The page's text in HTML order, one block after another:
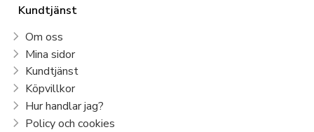
Kundtjänst
Om oss
Mina sidor
Kundtjänst
Köpvillkor
Hur handlar jag?
Policy och cookies